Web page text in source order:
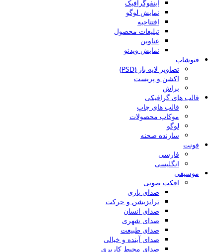
اینفوگرافیک
نمایش لوگو
افتتاحیه
تبلیغات محصول
عناوین
نمایش ویدئو
فتوشاپ
تصاویر لایه باز (PSD)
اکشن و پریست
براش
قالب های گرافیکی
قالب های چاپ
موکاپ محصولات
لوگو
سازنده صحنه
فونت
فارسی
انگلیسی
موسیقی
افکت صوتی
صدای بازی
ترانزیشن و حرکت
صدای انسان
صدای شهری
صدای طبیعت
صدای آینده و خیالی
صدای محیط کاربری